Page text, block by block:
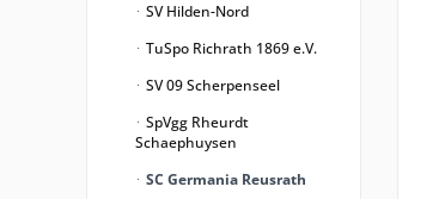
SV Hilden-Nord
TuSpo Richrath 1869 e.V.
SV 09 Scherpenseel
SpVgg Rheurdt
Schaephuysen
SC Germania Reusrath